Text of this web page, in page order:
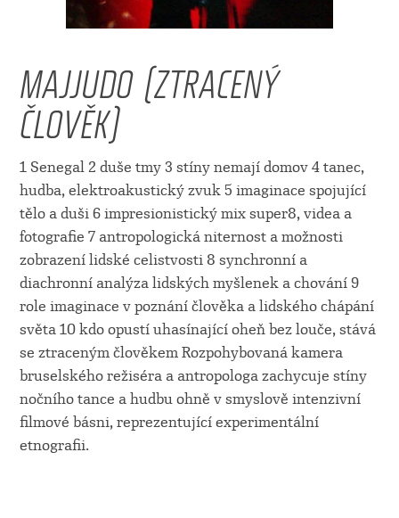
MAJJUDO (ZTRACENÝ
ČLOVĚK)
1 Senegal 2 duše tmy 3 stíny nemají domov 4 tanec,
hudba, elektroakustický zvuk 5 imaginace spojující
tělo a duši 6 impresionistický mix super8, videa a
fotografie 7 antropologická niternost a možnosti
zobrazení lidské celistvosti 8 synchronní a
diachronní analýza lidských myšlenek a chování 9
role imaginace v poznání člověka a lidského chápání
světa 10 kdo opustí uhasínající oheň bez louče, stává
se ztraceným člověkem Rozpohybovaná kamera
bruselského režiséra a antropologa zachycuje stíny
nočního tance a hudbu ohně v smyslově intenzivní
filmové básni, reprezentující experimentální
etnografii.